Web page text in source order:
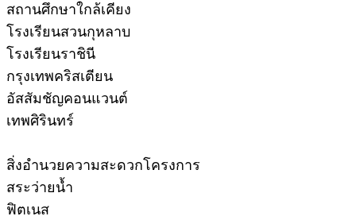
สถานศึกษาใกล้เคียง
โรงเรียนสวนกุหลาบ
โรงเรียนราชินี
กรุงเทพคริสเตียน
อัสสัมชัญคอนแวนต์
เทพศิรินทร์
สิ่งอำนวยความสะดวกโครงการ
สระว่ายน้ำ
ฟิตเนส